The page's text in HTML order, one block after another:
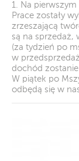
1. Na
Prace zostały
zrzeszającą
są na sprzedaż,
(za tydzień po
w
dochód
W piątek po
odbędą się w